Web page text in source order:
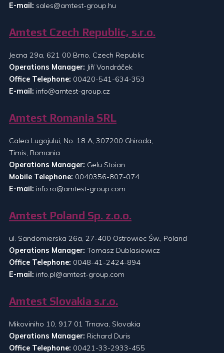
E-mail: sales@amtest-group.hu
Amtest Czech Republic, s.r.o.
Jecna 29a, 621 00 Brno, Czech Republic
Operations Manager: Jiří Vondráček
Office Telephone: 00420-541-634-353
E-mail: info@amtest-group.cz
Amtest Romania SRL
Calea Lugojului, No. 18 A, 307200 Ghiroda,
Timis, Romania
Operations Manager: Gelu Stoian
Mobile Telephone: 0040356-807-074
E-mail: info.ro@amtest-group.com
Amtest Poland Sp. z.o.o.
ul. Sandomierska 26a, 27-400 Ostrowiec Św., Poland
Operations Manager: Tomasz Dublasiewicz
Office Telephone: 0048-41-2424-894
E-mail: info.pl@amtest-group.com
Amtest Slovakia s.r.o.
Mikoviniho 10, 917 01 Trnava, Slovakia
Operations Manager: Richard Duris
Office Telephone: 00421-33-2933-455